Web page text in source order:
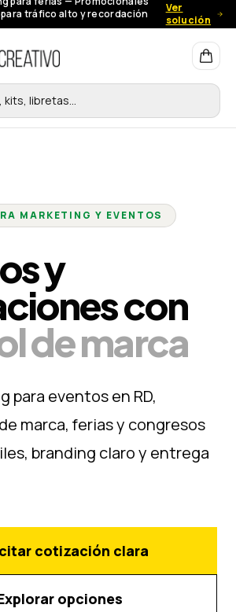
tráfico alto y recordación
Ver
solución
libretas…
MARKETING Y EVENTOS
y
con
de marca
para eventos en RD,
marca, ferias y congresos
branding claro y entrega
cotización clara
opciones